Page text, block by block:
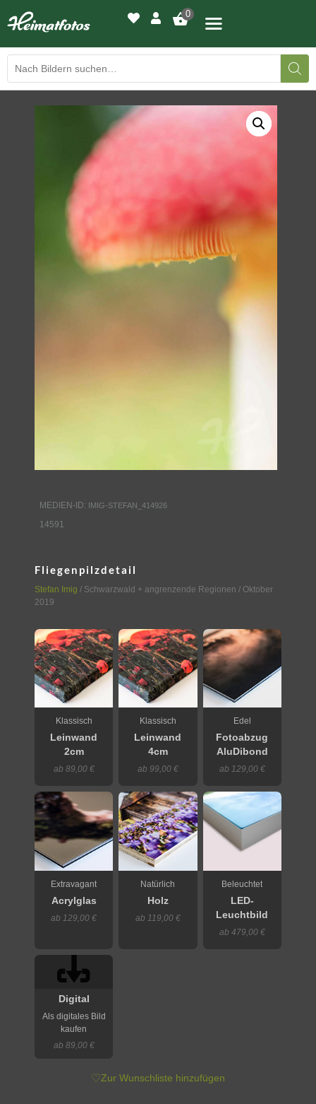
0
BILDERGALERIE
DRUCKQUALITÄTEN
LED-LEUCHTBILDER
WIR DRUCKEN IHR BILD
AUSSTELLUNGEN
HEIMATLICHTER
MEDIEN-ID: IMIG-STEFAN_414926
14591
Fliegenpilzdetail
Stefan Imig / Schwarzwald + angrenzende Regionen / Oktober
2019
Klassisch
Leinwand
2cm
ab 89,00 €
Klassisch
Leinwand
4cm
ab 99,00 €
Edel
Fotoabzug
AluDibond
ab 129,00 €
Extravagant
Acrylglas
ab 129,00 €
Natürlich
Holz
ab 119,00 €
Beleuchtet
LED-
Leuchtbild
ab 479,00 €
Digital
Als digitales Bild
kaufen
ab 89,00 €
♡Zur Wunschliste hinzufügen